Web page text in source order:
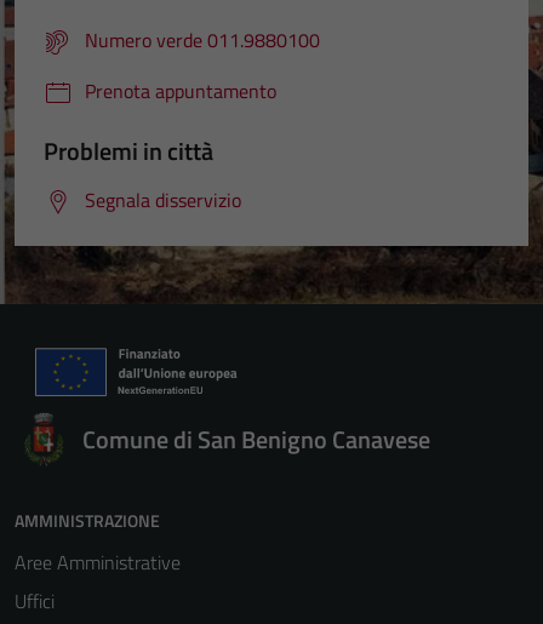
Numero verde 011.9880100
Prenota appuntamento
Problemi in città
Segnala disservizio
Comune di San Benigno Canavese
AMMINISTRAZIONE
Aree Amministrative
Uffici